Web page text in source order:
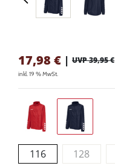
17,98 € | UVP 39,95 €
inkl. 19 % MwSt.
116 128